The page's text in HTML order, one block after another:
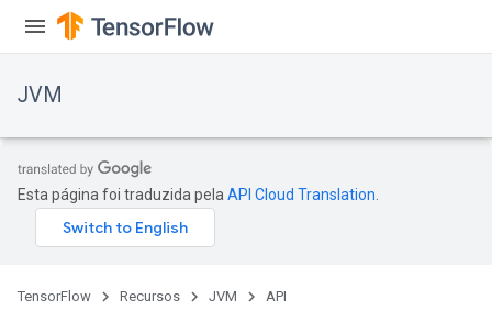
JVM
Esta página foi traduzida pela API Cloud Translation
TensorFlow Recursos JVM API